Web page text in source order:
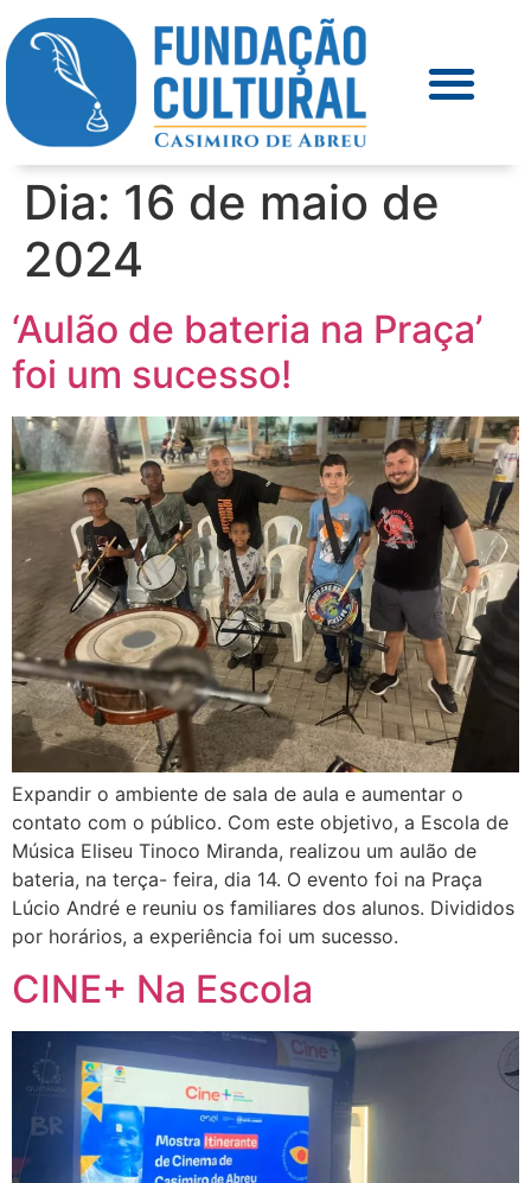
Dia: 16 de maio de
2024
‘Aulão de bateria na Praça’
foi um sucesso!
Expandir o ambiente de sala de aula e aumentar o
contato com o público. Com este objetivo, a Escola de
Música Eliseu Tinoco Miranda, realizou um aulão de
bateria, na terça- feira, dia 14. O evento foi na Praça
Lúcio André e reuniu os familiares dos alunos. Divididos
por horários, a experiência foi um sucesso.
CINE+ Na Escola